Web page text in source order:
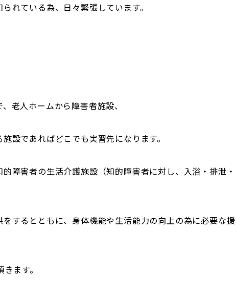
れている為、日々緊張しています。
老人ホームから障害者施設、
設であればどこでも実習先になります。
障害者の生活介護施設（知的障害者に対し、入浴・排泄・
するとともに、身体機能や生活能力の向上の為に必要な援
ます。